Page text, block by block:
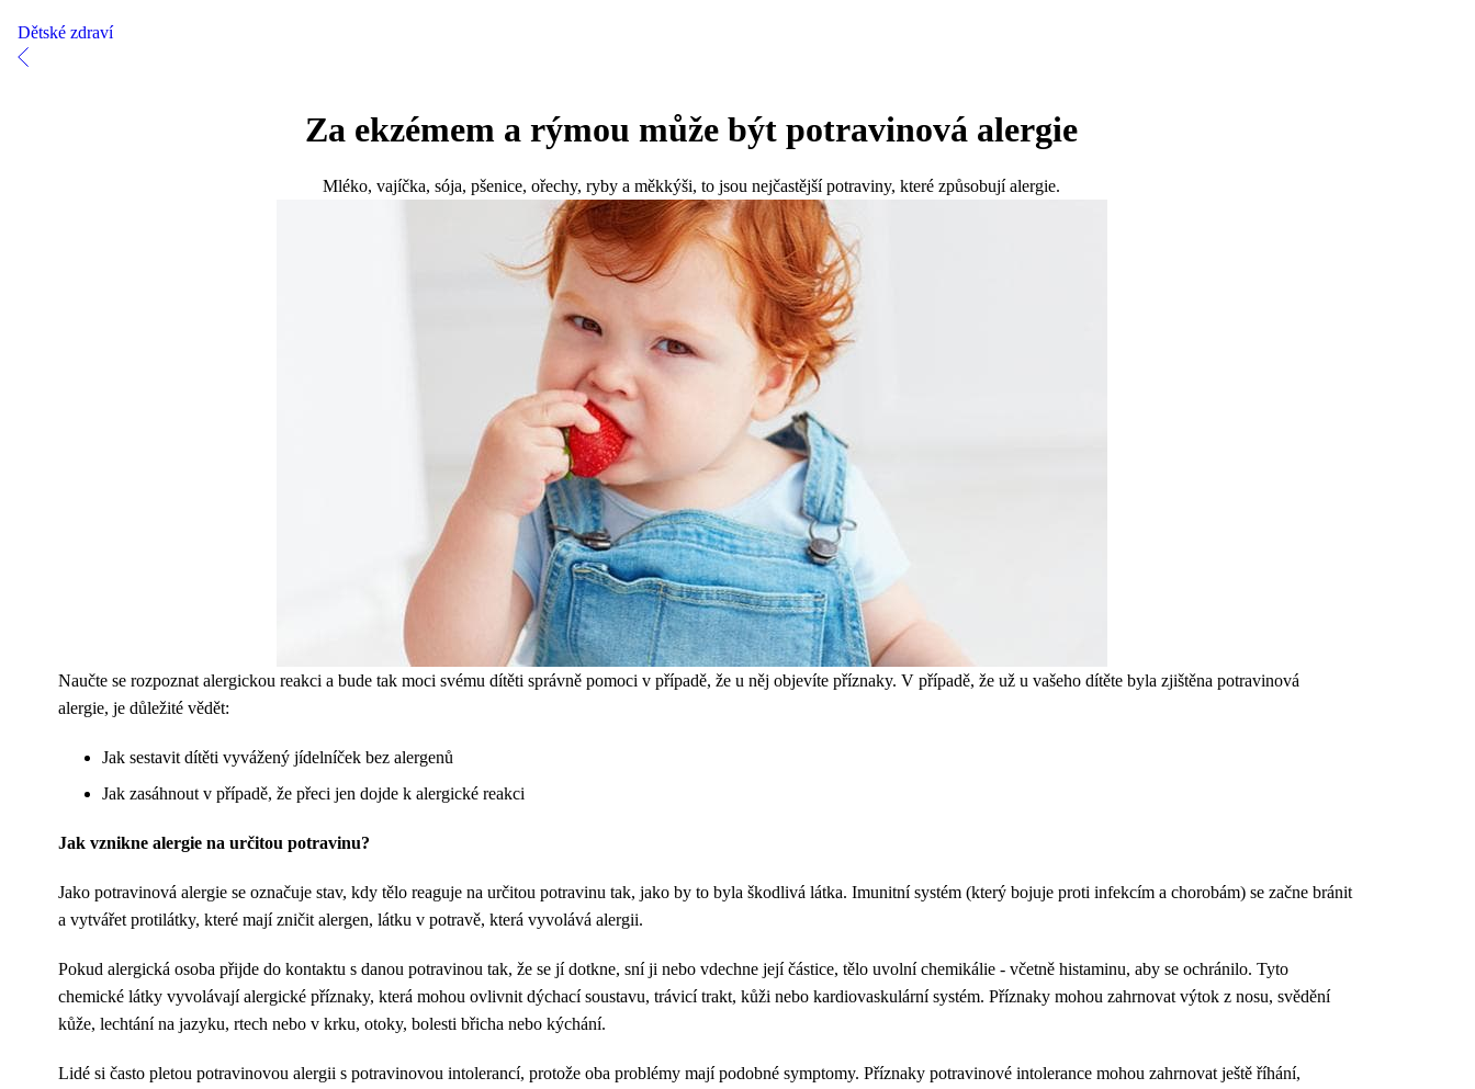
Dětské zdraví
Za ekzémem a rýmou může být potravinová alergie
Mléko, vajíčka, sója, pšenice, ořechy, ryby a měkkýši, to jsou nejčastější potraviny, které způsobují alergie.
Naučte se rozpoznat alergickou reakci a bude tak moci svému dítěti správně pomoci v případě, že u něj objevíte příznaky. V případě, že už u vašeho dítěte byla zjištěna potravinová
alergie, je důležité vědět:
Jak sestavit dítěti vyvážený jídelníček bez alergenů
Jak zasáhnout v případě, že přeci jen dojde k alergické reakci
Jak vznikne alergie na určitou potravinu?
Jako potravinová alergie se označuje stav, kdy tělo reaguje na určitou potravinu tak, jako by to byla škodlivá látka. Imunitní systém (který bojuje proti infekcím a chorobám) se začne bránit
a vytvářet protilátky, které mají zničit alergen, látku v potravě, která vyvolává alergii.
Pokud alergická osoba přijde do kontaktu s danou potravinou tak, že se jí dotkne, sní ji nebo vdechne její částice, tělo uvolní chemikálie - včetně histaminu, aby se ochránilo. Tyto
chemické látky vyvolávají alergické příznaky, která mohou ovlivnit dýchací soustavu, trávicí trakt, kůži nebo kardiovaskulární systém. Příznaky mohou zahrnovat výtok z nosu, svědění
kůže, lechtání na jazyku, rtech nebo v krku, otoky, bolesti břicha nebo kýchání.
Lidé si často pletou potravinovou alergii s potravinovou intolerancí, protože oba problémy mají podobné symptomy. Příznaky potravinové intolerance mohou zahrnovat ještě říhání,